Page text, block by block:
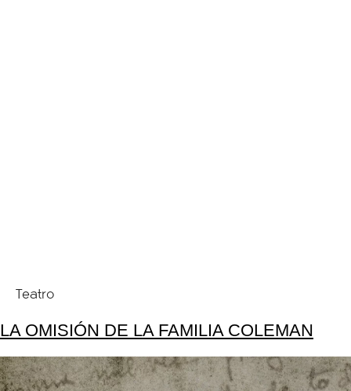
Teatro
LA OMISIÓN DE LA FAMILIA COLEMAN